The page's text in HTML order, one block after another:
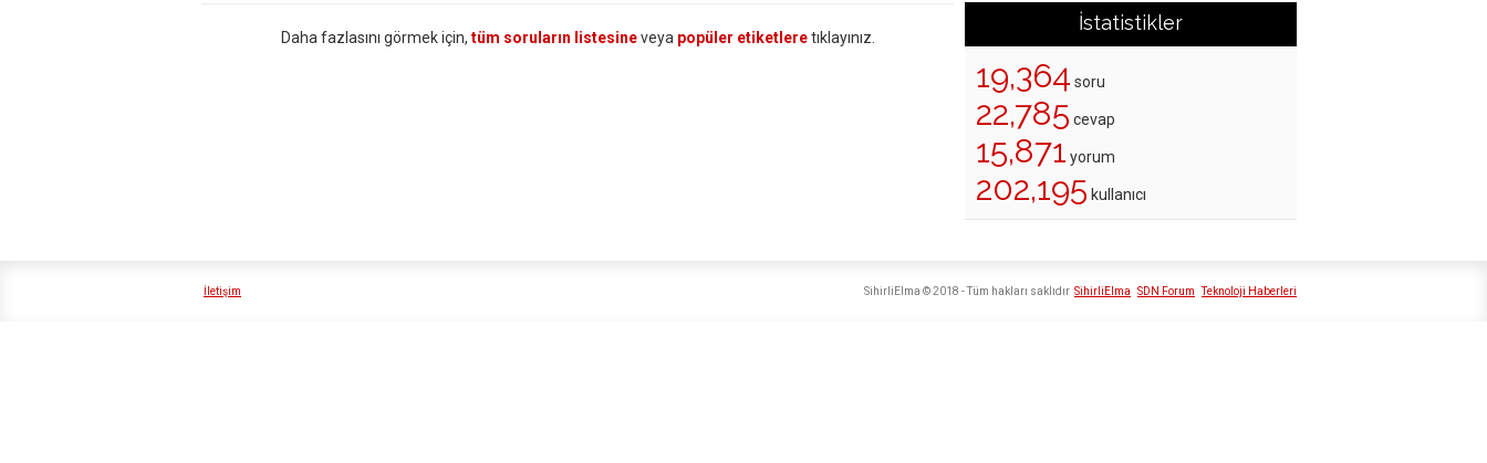
Daha fazlasını görmek için, tüm soruların listesineveya popüler etiketleretıklayınız.
İstatistikler
19,364 soru
22,785 cevap
15,871 yorum
202,195 kullanıcı
İletişim SihirliElma SDN Forum Teknoloji Haberleri
SihirliElma © 2018 - Tüm hakları saklıdır